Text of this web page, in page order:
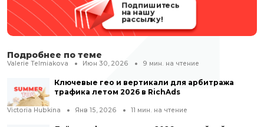
Подпишитесь
на нашу
рассылку!
Подробнее по теме
Valerie Telmiakova Июн 30, 2026 9 мин. на чтение
Ключевые гео и вертикали для арбитража
трафика летом 2026 в RichAds
Victoria Hubkina Янв 15, 2026 11 мин. на чтение